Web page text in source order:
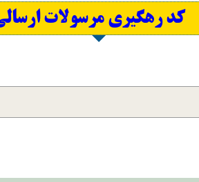
​کد رهگیری مرسولات